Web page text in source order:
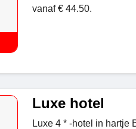
vanaf € 44.50.
Luxe hotel
Luxe 4 * -hotel in hartje